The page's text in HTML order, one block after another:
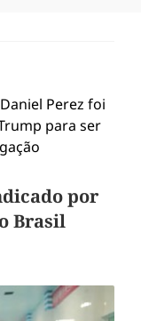
por
Brasil